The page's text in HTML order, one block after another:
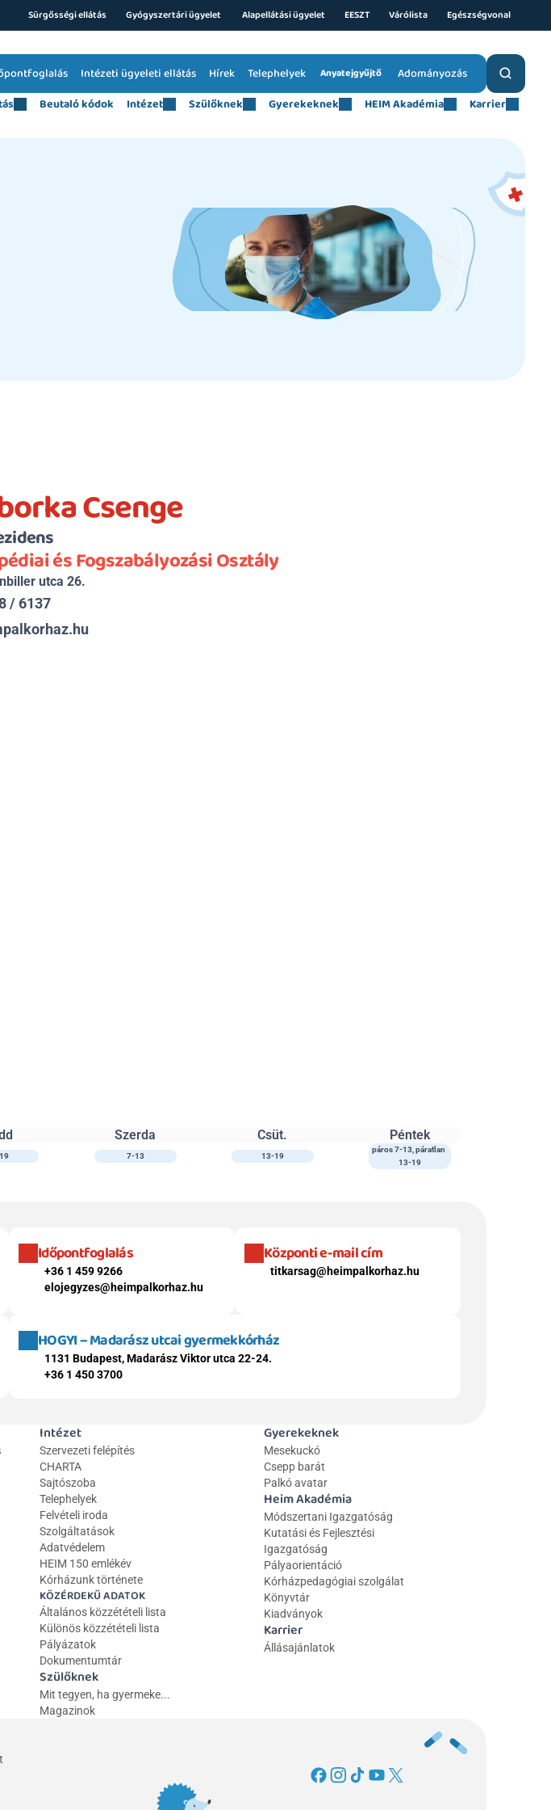
Sürgősségi ellátás Gyógyszertári ügyelet Alapellátási ügyelet EESZT Várólista Egészségvonal
Intézeti ügyeleti ellátás Telephelyek Anyatejgyűjtő Adományozás
Hírek
Beutaló kódok Intézet Szülőknek Gyerekeknek HEIM Akadémia Karrier
Csenge
és Fogszabályozási Osztály
utca 26.
/ 6137
Szerda Csüt. Péntek
7-13 13-19
páros 7-13, páratlan
13-19
Időpontfoglalás
+36 1 459 9266
elojegyzes@heimpalkorhaz.hu
Központi e-mail cím
titkarsag@heimpalkorhaz.hu
HOGYI – Madarász utcai gyermekkórház
1131 Budapest, Madarász Viktor utca 22-24.
+36 1 450 3700
Intézet
Szervezeti felépítés
CHARTA
Sajtószoba
Telephelyek
Felvételi iroda
Szolgáltatások
Adatvédelem
HEIM 150 emlékév
Kórházunk története
KÖZÉRDEKŰ ADATOK
Általános közzétételi lista
Különös közzétételi lista
Pályázatok
Dokumentumtár
Szülőknek
Mit tegyen, ha gyermeke...
Magazinok
Gyerekeknek
Mesekuckó
Csepp barát
Palkó avatar
Heim Akadémia
Módszertani Igazgatóság
Kutatási és Fejlesztési
Igazgatóság
Pályaorientáció
Kórházpedagógiai szolgálat
Könyvtár
Kiadványok
Karrier
Állásajánlatok